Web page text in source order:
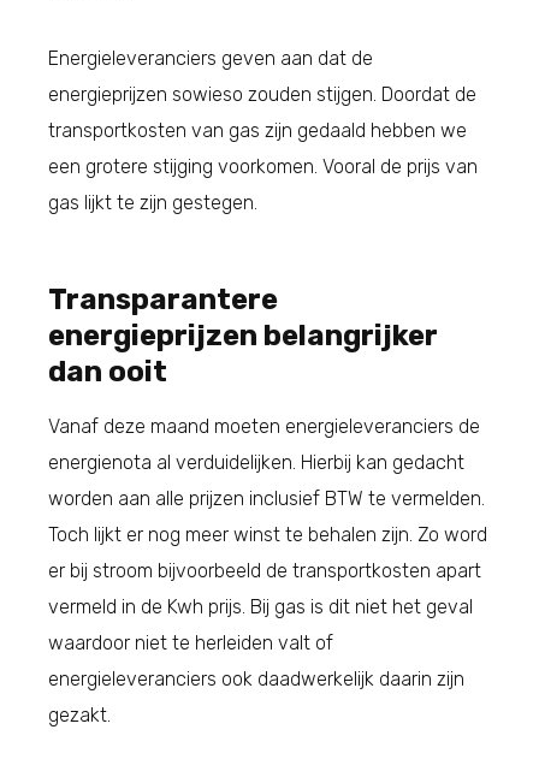
Energieleveranciers geven aan dat de
energieprijzen sowieso zouden stijgen. Doordat de
transportkosten van gas zijn gedaald hebben we
een grotere stijging voorkomen. Vooral de prijs van
gas lijkt te zijn gestegen.
Transparantere
energieprijzen belangrijker
dan ooit
Vanaf deze maand moeten energieleveranciers de
energienota al verduidelijken. Hierbij kan gedacht
worden aan alle prijzen inclusief BTW te vermelden.
Toch lijkt er nog meer winst te behalen zijn. Zo word
er bij stroom bijvoorbeeld de transportkosten apart
vermeld in de Kwh prijs. Bij gas is dit niet het geval
waardoor niet te herleiden valt of
energieleveranciers ook daadwerkelijk daarin zijn
gezakt.